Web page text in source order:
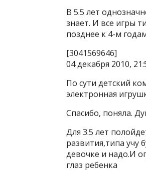
В 5.5 лет
знает. И все игры
позднее к 4-м
[3041569646]
04 декабря 2010,
По сути детский
электронная
Спасибо, поняла.
Для 3.5 лет
развития,типа учу
девочке и надо.И
глаз ребенка